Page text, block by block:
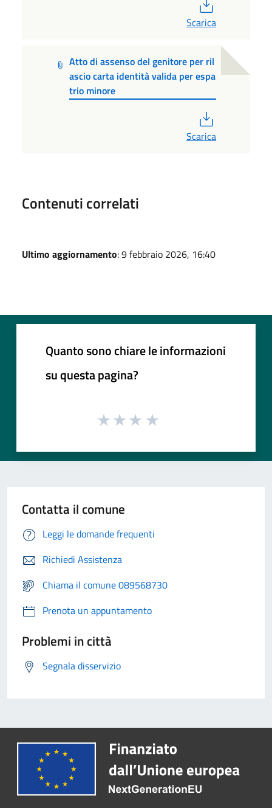
Scarica
Atto di assenso del genitore per ril
ascio carta identità valida per espa
trio minore
Scarica
Contenuti correlati
Ultimo aggiornamento: 9 febbraio 2026, 16:40
Quanto sono chiare le informazioni
su questa pagina?
Contatta il comune
Leggi le domande frequenti
Richiedi Assistenza
Chiama il comune 089568730
Prenota un appuntamento
Problemi in città
Segnala disservizio